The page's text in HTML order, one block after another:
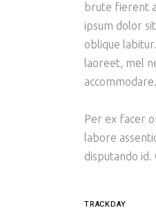
brute fierent
ipsum dolor
oblique
laoreet, mel
Per ex facer
labore
disputando
TRACKDAY